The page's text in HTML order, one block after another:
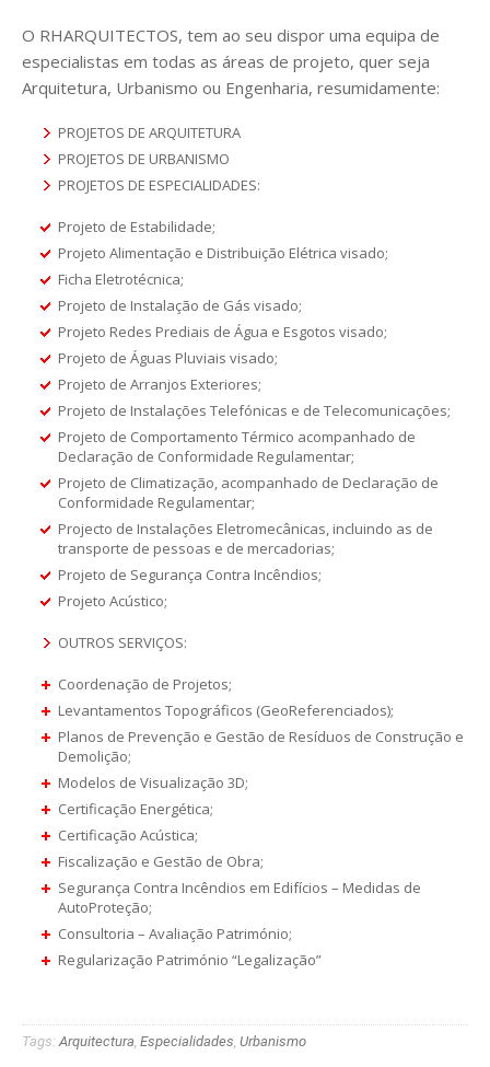
O RHARQUITECTOS, tem ao seu dispor uma equipa de
especialistas em todas as áreas de projeto, quer seja
Arquitetura, Urbanismo ou Engenharia, resumidamente:
PROJETOS DE ARQUITETURA
PROJETOS DE URBANISMO
PROJETOS DE ESPECIALIDADES:
Projeto de Estabilidade;
Projeto Alimentação e Distribuição Elétrica visado;
Ficha Eletrotécnica;
Projeto de Instalação de Gás visado;
Projeto Redes Prediais de Água e Esgotos visado;
Projeto de Águas Pluviais visado;
Projeto de Arranjos Exteriores;
Projeto de Instalações Telefónicas e de Telecomunicações;
Projeto de Comportamento Térmico acompanhado de
Declaração de Conformidade Regulamentar;
Projeto de Climatização, acompanhado de Declaração de
Conformidade Regulamentar;
Projecto de Instalações Eletromecânicas, incluindo as de
transporte de pessoas e de mercadorias;
Projeto de Segurança Contra Incêndios;
Projeto Acústico;
OUTROS SERVIÇOS:
Coordenação de Projetos;
Levantamentos Topográficos (GeoReferenciados);
Planos de Prevenção e Gestão de Resíduos de Construção e
Demolição;
Modelos de Visualização 3D;
Certificação Energética;
Certificação Acústica;
Fiscalização e Gestão de Obra;
Segurança Contra Incêndios em Edifícios – Medidas de
AutoProteção;
Consultoria – Avaliação Património;
Regularização Património “Legalização”
Tags: Arquitectura, Especialidades, Urbanismo